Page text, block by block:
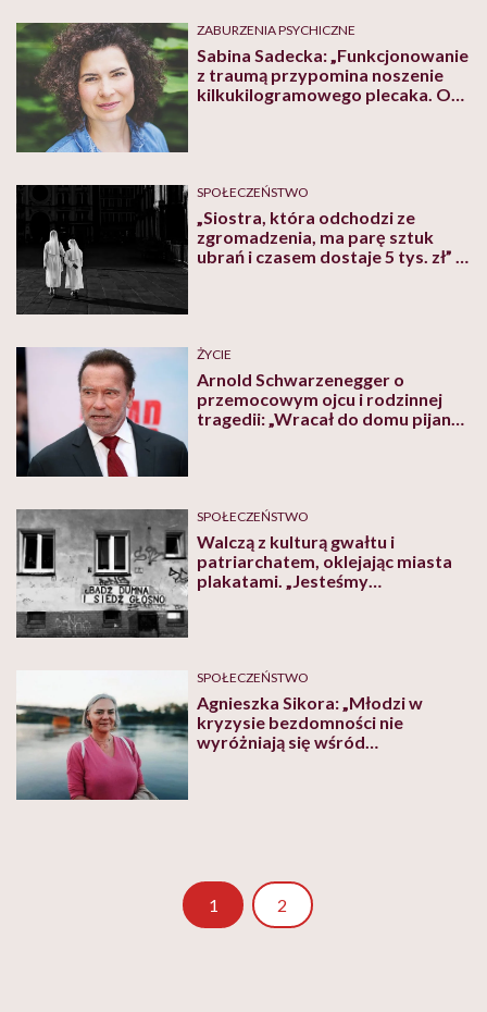
ZABURZENIA PSYCHICZNE
Sabina Sadecka: „Funkcjonowanie
z traumą przypomina noszenie
kilkukilogramowego plecaka. On
SPOŁECZEŃSTWO
„Siostra, która odchodzi ze
zgromadzenia, ma parę sztuk
ubrań i czasem dostaje 5 tys. zł” –
ŻYCIE
Arnold Schwarzenegger o
przemocowym ojcu i rodzinnej
tragedii: „Wracał do domu pijany
SPOŁECZEŃSTWO
Walczą z kulturą gwałtu i
patriarchatem, oklejając miasta
plakatami. „Jesteśmy
SPOŁECZEŃSTWO
Agnieszka Sikora: „Młodzi w
kryzysie bezdomności nie
wyróżniają się wśród
1 Strona
2